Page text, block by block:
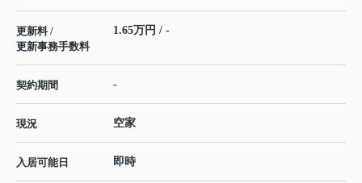
更新料 /
更新事務手数料
1.65万円 / -
契約期間 -
現況 空家
入居可能日 即時